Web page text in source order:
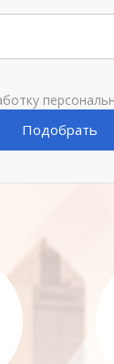
Подобрать